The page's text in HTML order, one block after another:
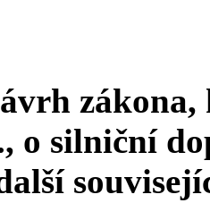
zákona,
o silniční